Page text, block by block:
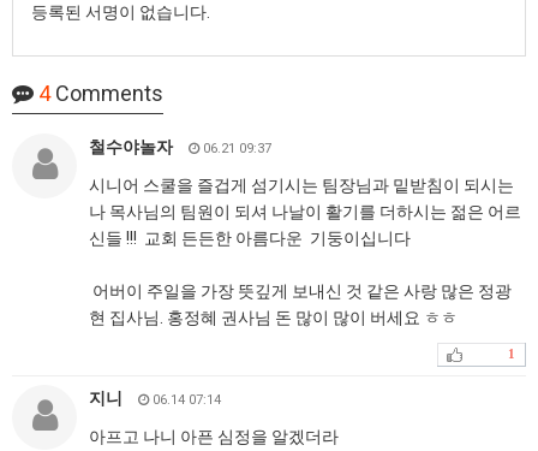
등록된 서명이 없습니다.
4Comments
철수야놀자 06.21 09:37
시니어 스쿨을 즐겁게 섬기시는 팀장님과 밑받침이 되시는
나 목사님의 팀원이 되셔 나날이 활기를 더하시는 젊은 어르
신들 !!! 교회 든든한 아름다운 기둥이십니다
어버이 주일을 가장 뜻깊게 보내신 것 같은 사랑 많은 정광
현 집사님. 홍정혜 권사님 돈 많이 많이 버세요 ㅎㅎ
1
지니 06.14 07:14
아프고 나니 아픈 심정을 알겠더라